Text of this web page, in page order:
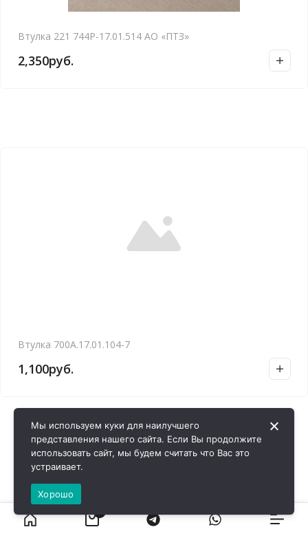
Втулка 221 744Р-17.01.514 АО «ПТЗ»
2,350руб.
Втулка 700А.17.01.104-7
1,100руб.
Мы используем куки для наилучшего
представления нашего сайта. Если Вы продолжите
использовать сайт, мы будем считать что Вас это
устраивает.
Хорошо